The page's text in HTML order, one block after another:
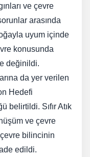
ve çevre
arasında
uyum içinde
konusunda
değinildi.
da yer verilen
Hedefi
belirtildi. Sıfır Atık
ve çevre
bilincinin
edildi.